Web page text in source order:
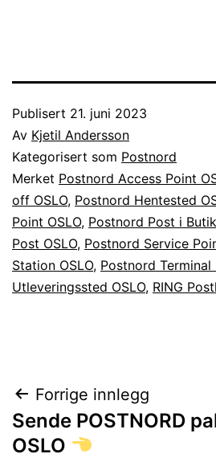
Publisert 21. juni 2023
Av Kjetil Andersson
Kategorisert som Postnord
Merket Postnord Access Point
off OSLO, Postnord Hentested
Point OSLO, Postnord Post i
Post OSLO, Postnord Service
Station OSLO, Postnord Terminal
Utleveringssted OSLO, RING
Forrige innlegg
Sende POSTNORD
OSLO